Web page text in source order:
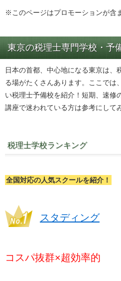
※このページはプロモーションが含
東京の税理士専門学校・予
日本の首都、中心地になる東京は、
る場がたくさんあります。ここでは
い税理士予備校を紹介！短期、速修
講座で迷われている方は参考にして
税理士学校ランキング
全国対応の人気スクールを紹介！
スタディング
コスパ抜群×超効率的